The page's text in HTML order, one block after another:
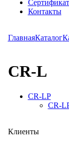
Контакты
ГлавнаяКаталог
CR-L
CR-LP
CR-
Клиенты